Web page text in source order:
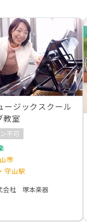
ージックスクール
教室
不可
市
守山駅
会社 塚本楽器